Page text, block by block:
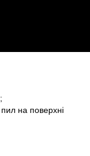
на поверхні